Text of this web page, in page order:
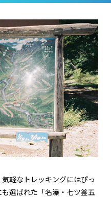
軽なトレッキングにはぴっ
選ばれた「名瀑・七ツ釜五